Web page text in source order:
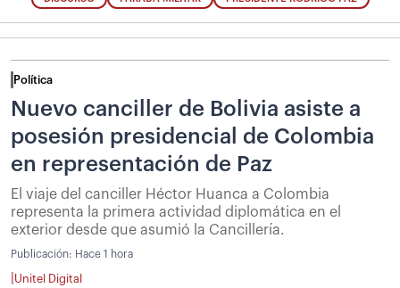
Política
Nuevo canciller de Bolivia asiste a
posesión presidencial de Colombia
en representación de Paz
El viaje del canciller Héctor Huanca a Colombia
representa la primera actividad diplomática en el
exterior desde que asumió la Cancillería.
Publicación: Hace 1 hora
Unitel Digital